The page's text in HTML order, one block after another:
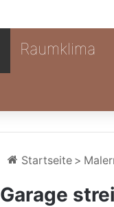
Raumklima
Startseite >
Garage